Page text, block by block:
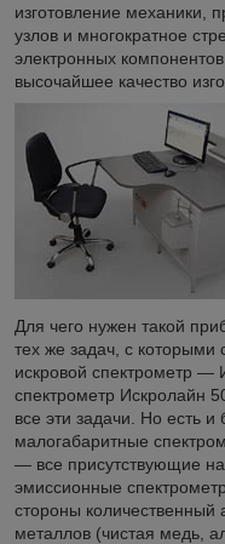
изготовление механики,
узлов и многократное
электронных
высочайшее качество
Для чего нужен такой
тех же задач, с
искровой спектрометр
спектрометр Искролайн
все эти задачи. Но есть
малогабаритные
— все присутствующие
эмиссионные
стороны количественный
металлов (чистая медь,